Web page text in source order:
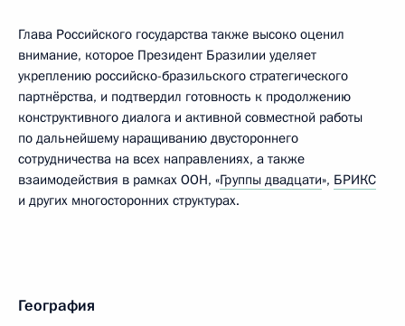
Глава Российского государства также высоко оценил
внимание, которое Президент Бразилии уделяет
укреплению российско-бразильского стратегического
партнёрства, и подтвердил готовность к продолжению
конструктивного диалога и активной совместной работы
по дальнейшему наращиванию двустороннего
сотрудничества на всех направлениях, а также
взаимодействия в рамках ООН, «Группы двадцати», БРИКС
и других многосторонних структурах.
География